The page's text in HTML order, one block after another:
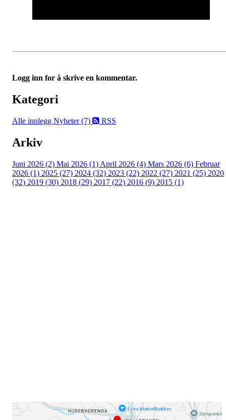
Logg inn for å skrive en kommentar.
Kategori
Alle innlegg Nyheter (7) RSS
Arkiv
Juni 2026 (2) Mai 2026 (1) April 2026 (4) Mars 2026 (6) Februar
2026 (1) 2025 (27) 2024 (32) 2023 (22) 2022 (27) 2021 (25) 2020
(32) 2019 (30) 2018 (29) 2017 (22) 2016 (9) 2015 (1)